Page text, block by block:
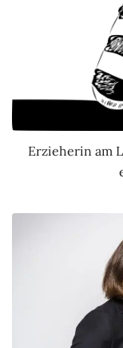
Erzieherin am